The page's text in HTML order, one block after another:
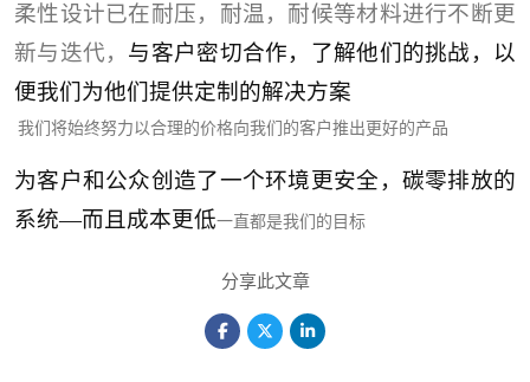
柔性设计已在耐压，耐温，耐候等材料进行不断更
新与迭代， 与客户密切合作，了解他们的挑战，以
便我们为他们提供定制的解决方案
我们将始终努力以合理的价格向我们的客户推出更好的产品
为客户和公众创造了一个环境更安全，碳零排放的
系统—而且成本更低一直都是我们的目标
分享此文章